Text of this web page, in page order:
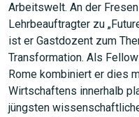
Arbeitswelt. An der
Lehrbeauftragter zu
ist er Gastdozent zum
Transformation. Als
Rome kombiniert er dies
Wirtschaftens innerhalb
jüngsten